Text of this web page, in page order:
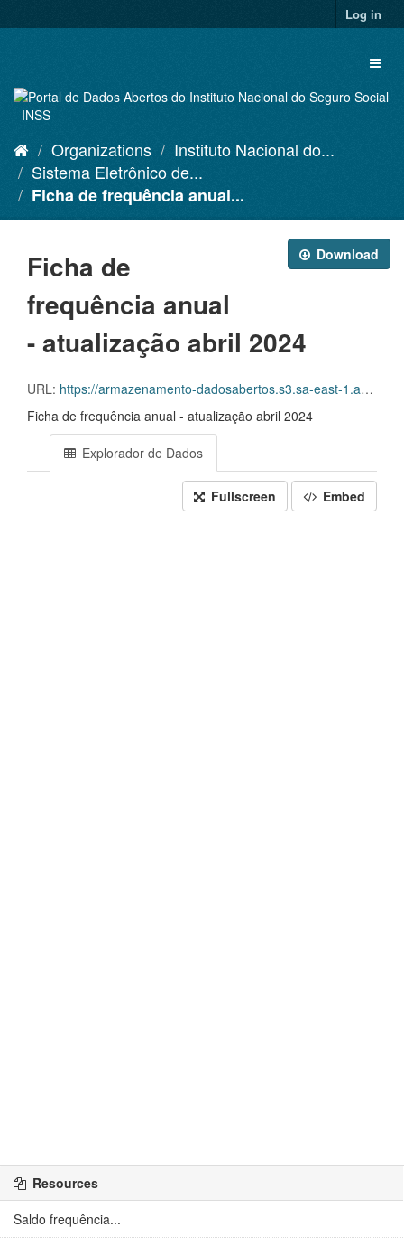
to
Log in
Organizations
Instituto Nacional do...
Sistema Eletrônico de...
Ficha de frequência anual...
Download
Ficha de
frequência anual
- atualização abril 2024
URL: https://armazenamento-dadosabertos.s3.sa-east-1.amazonaws.com/PDA_2023_2025/Grupos_de_dados/Sistema+Eletr%C3%B4nico+de+Frequ%C3%AAncia+-+SISREF/D.SRF.FQS.003.ACSINSS.202404.csv.csv
Ficha de frequência anual - atualização abril 2024
Explorador de Dados
Fullscreen Embed
Resources
Saldo frequência...